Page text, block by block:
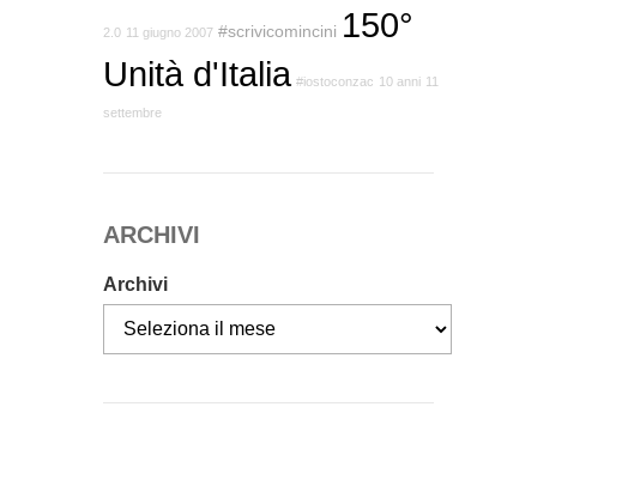
2.0 11 giugno 2007 #scrivicomincini 150°
Unità d'Italia #iostoconzac 10 anni 11
settembre
ARCHIVI
Archivi